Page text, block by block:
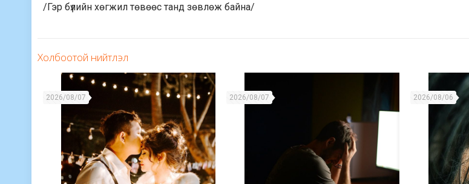
/Гэр бүлийн хөгжил төвөөс танд зөвлөж байна/
Холбоотой нийтлэл
2026/08/07 2026/08/07 2026/08/06